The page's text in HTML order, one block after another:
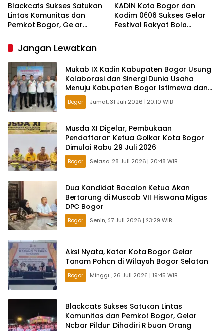
Blackcats Sukses Satukan
Lintas Komunitas dan
Pemkot Bogor, Gelar
Ribuan Orang
KADIN Kota Bogor dan
Kodim 0606 Sukses Gelar
Festival Rakyat Bola
Jangan Lewatkan
Mukab IX Kadin Kabupaten Bogor Usung
Kolaborasi dan Sinergi Dunia Usaha
Menuju Kabupaten Bogor Istimewa dan
Berkelanjutan
Bogor Jumat, 31 Juli 2026 | 20:10 WIB
Musda XI Digelar, Pembukaan
Pendaftaran Ketua Golkar Kota Bogor
Dimulai Rabu 29 Juli 2026
Bogor Selasa, 28 Juli 2026 | 20:48 WIB
Dua Kandidat Bacalon Ketua Akan
Bertarung di Muscab VII Hiswana Migas
DPC Bogor
Bogor Senin, 27 Juli 2026 | 23:29 WIB
Aksi Nyata, Katar Kota Bogor Gelar
Tanam Pohon di Wilayah Bogor Selatan
Bogor Minggu, 26 Juli 2026 | 19:45 WIB
Blackcats Sukses Satukan Lintas
Komunitas dan Pemkot Bogor, Gelar
Nobar Pildun Dihadiri Ribuan Orang